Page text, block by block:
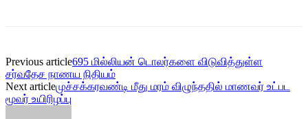
Previous article695 மில்லியன் டொலர்களை விடுவித்துள்ள
சர்வதேச நாணய நிதியம்
Next articleமுச்சக்கரவண்டி மீது மரம் விழுந்ததில் மாணவர் உட்பட
மூவர் உயிரிழப்பு